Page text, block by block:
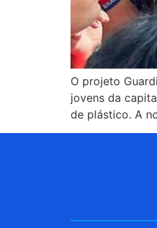
O projeto
jovens da
de plástico. A